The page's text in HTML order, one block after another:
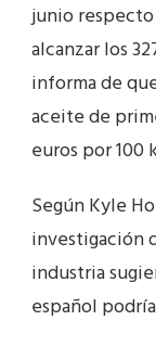
junio respecto
alcanzar los
informa de
aceite de
euros por 100
Según Kyle
investigación
industria
español